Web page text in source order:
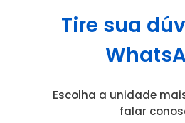
Tire sua
Escolha a unidade
falar